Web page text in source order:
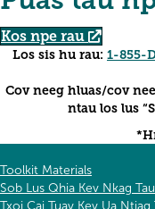
Kos npe rau
Los sis hu rau: 1-855-
Cov neeg hluas/cov
ntau los lus
Toolkit Materials
Sob Lus Qhia Kev Nkag
Txoj Cai Tuav Kev Ua Ntiag